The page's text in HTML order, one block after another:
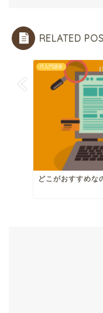
RELATED
IT入門講座
どこがおすすめな